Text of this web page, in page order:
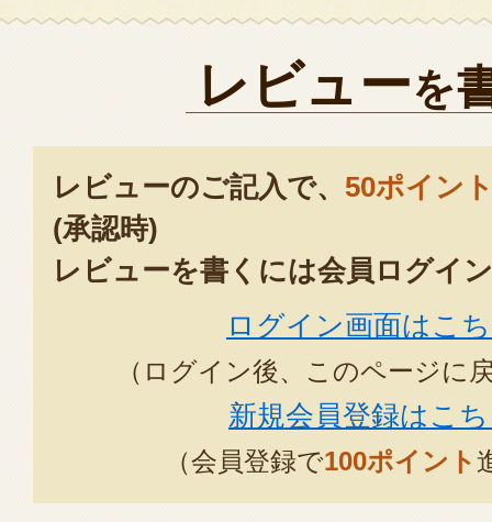
レビューを
レビューのご記入で、 50ポイン
(承認時)
レビューを書くには会員ログイ
ログイン画面はこ
（ログイン後、このページに
新規会員登録はこ
（会員登録で100ポイント